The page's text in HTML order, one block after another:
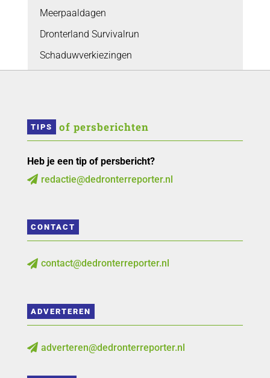
Meerpaaldagen
Dronterland Survivalrun
Schaduwverkiezingen
TIPS of persberichten
Heb je een tip of persbericht?
 redactie@dedronterreporter.nl
CONTACT
 contact@dedronterreporter.nl
ADVERTEREN
 adverteren@dedronterreporter.nl